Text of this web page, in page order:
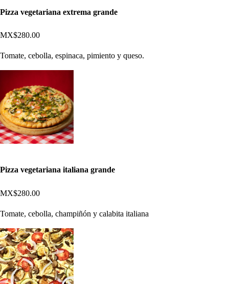
Pizza vegetariana extrema grande
MX$280.00
Tomate, cebolla, espinaca, pimiento y queso.
Pizza vegetariana italiana grande
MX$280.00
Tomate, cebolla, champiñón y calabita italiana